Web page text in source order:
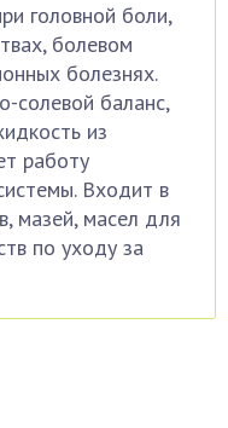
головной боли,
болевом
болезнях.
солевой баланс,
из
работу
Входит в
мазей, масел для
по уходу за